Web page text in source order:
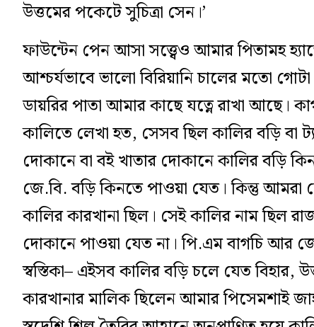
উত্তমের পকেটে সুচিত্রা সেন।’
ফাউন্টেন পেন আসা সত্ত্বেও আমার পিতামহ
আশ্চর্য‌ভাবে ভালো বিরিয়ানি চালের মতো
ডায়রির পাতা আমার কাছে যত্নে রাখা আছে।
কালিতে লেখা হত, সেসব ছিল কালির বড়ি
দোকানে বা বই খাতার দোকানে কালির বড়ি
জে.বি. বড়ি কিনতে পাওয়া যেত। কিন্তু আমরা
কালির কারখানা ছিল। সেই কালির নাম ছিল
দোকানে পাওয়া যেত না। পি.এম বাগচি আর
স্বস্তিকা– এইসব কালির বড়ি চলে যেত
কারখানার মালিক ছিলেন আমার পিসেমশাই